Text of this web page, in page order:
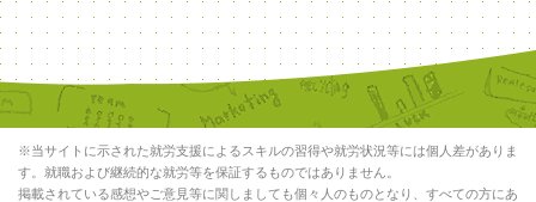
※当サイトに示された就労支援によるスキルの習得や就労状況等には個人差がありま
す。就職および継続的な就労等を保証するものではありません。
掲載されている感想やご意見等に関しましても個々人のものとなり、すべての方にあ